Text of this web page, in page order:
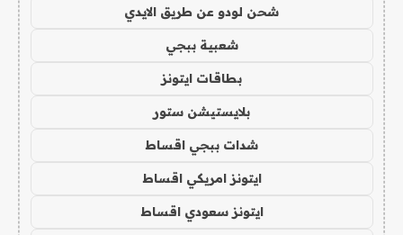
شحن لودو عن طريق الايدي
شعبية ببجي
بطاقات ايتونز
بلايستيشن ستور
شدات ببجي اقساط
ايتونز امريكي اقساط
ايتونز سعودي اقساط